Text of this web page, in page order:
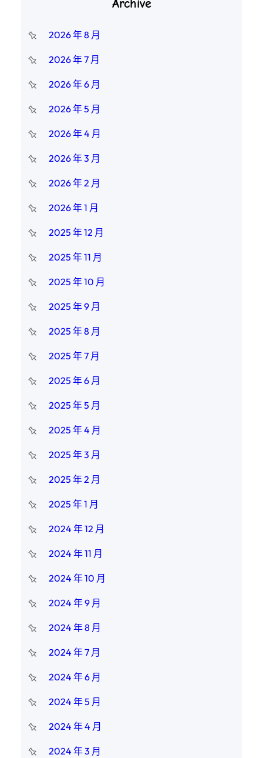
Archive
2026 年 8 月
2026 年 7 月
2026 年 6 月
2026 年 5 月
2026 年 4 月
2026 年 3 月
2026 年 2 月
2026 年 1 月
2025 年 12 月
2025 年 11 月
2025 年 10 月
2025 年 9 月
2025 年 8 月
2025 年 7 月
2025 年 6 月
2025 年 5 月
2025 年 4 月
2025 年 3 月
2025 年 2 月
2025 年 1 月
2024 年 12 月
2024 年 11 月
2024 年 10 月
2024 年 9 月
2024 年 8 月
2024 年 7 月
2024 年 6 月
2024 年 5 月
2024 年 4 月
2024 年 3 月